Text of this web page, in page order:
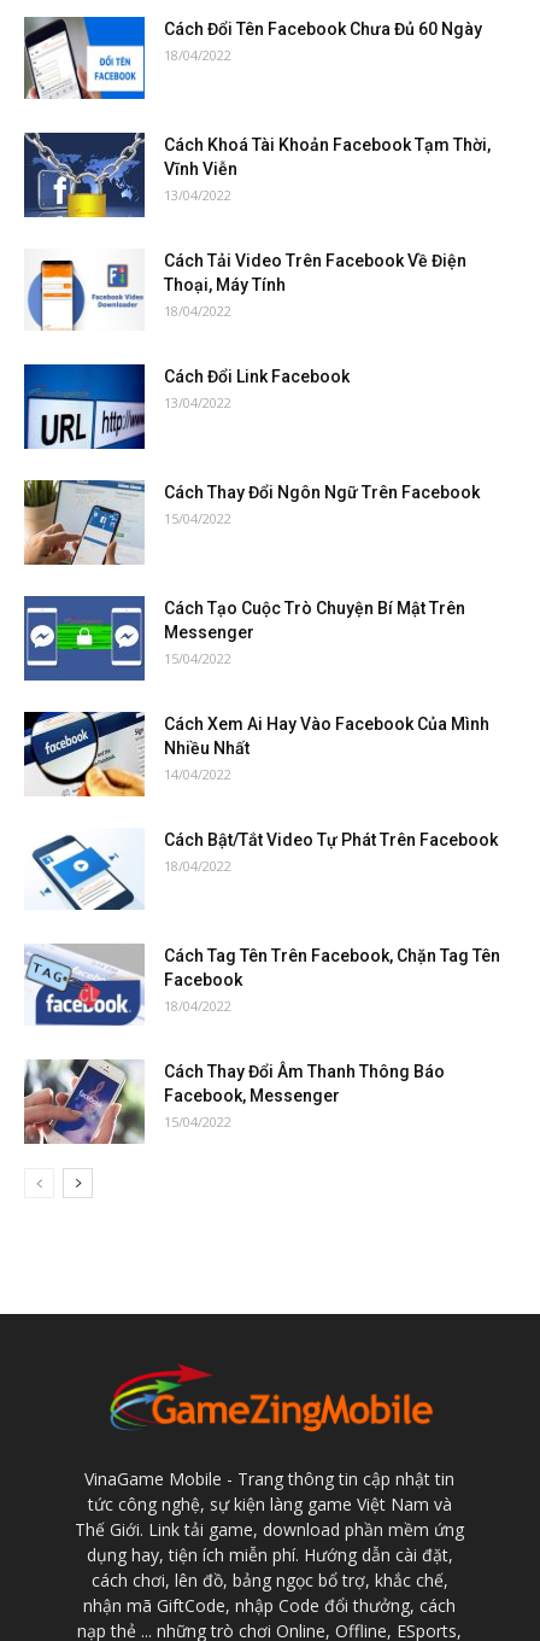
Cách Đổi Tên Facebook Chưa Đủ 60 Ngày
18/04/2022
Cách Khoá Tài Khoản Facebook Tạm Thời,
Vĩnh Viễn
13/04/2022
Cách Tải Video Trên Facebook Về Điện
Thoại, Máy Tính
18/04/2022
Cách Đổi Link Facebook
13/04/2022
Cách Thay Đổi Ngôn Ngữ Trên Facebook
15/04/2022
Cách Tạo Cuộc Trò Chuyện Bí Mật Trên
Messenger
15/04/2022
Cách Xem Ai Hay Vào Facebook Của Mình
Nhiều Nhất
14/04/2022
Cách Bật/Tắt Video Tự Phát Trên Facebook
18/04/2022
Cách Tag Tên Trên Facebook, Chặn Tag Tên
Facebook
18/04/2022
Cách Thay Đổi Âm Thanh Thông Báo
Facebook, Messenger
15/04/2022
VinaGame Mobile - Trang thông tin cập nhật tin
tức công nghệ, sự kiện làng game Việt Nam và
Thế Giới. Link tải game, download phần mềm ứng
dụng hay, tiện ích miễn phí. Hướng dẫn cài đặt,
cách chơi, lên đồ, bảng ngọc bổ trợ, khắc chế,
nhận mã GiftCode, nhập Code đổi thưởng, cách
nạp thẻ ... những trò chơi Online, Offline, ESports,